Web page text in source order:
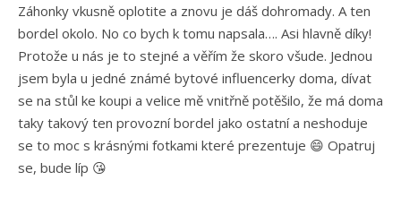
Záhonky vkusně oplotite a znovu je dáš dohromady. A ten
bordel okolo. No co bych k tomu napsala…. Asi hlavně díky!
Protože u nás je to stejné a věřím že skoro všude. Jednou
jsem byla u jedné známé bytové influencerky doma, dívat
se na stůl ke koupi a velice mě vnitřně potěšilo, že má doma
taky takový ten provozní bordel jako ostatní a neshoduje
se to moc s krásnými fotkami které prezentuje 😄 Opatruj
se, bude líp 😘